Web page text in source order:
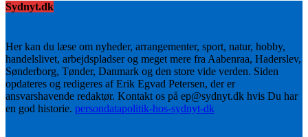
Sydnyt.dk
Her kan du læse om nyheder, arrangementer, sport, natur, hobby,
handelslivet, arbejdspladser og meget mere fra Aabenraa, Haderslev,
Sønderborg, Tønder, Danmark og den store vide verden. Siden
opdateres og redigeres af Erik Egvad Petersen, der er
ansvarshavende redaktør. Kontakt os på ep@sydnyt.dk hvis Du har
en god historie. persondatapolitik-hos-sydnyt-dk